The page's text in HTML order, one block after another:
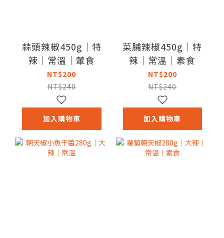
蒜頭辣椒450g｜特
辣｜常溫｜葷食
NT$200
NT$240
加入購物車
菜脯辣椒450g｜特
辣｜常溫｜素食
NT$200
NT$240
加入購物車